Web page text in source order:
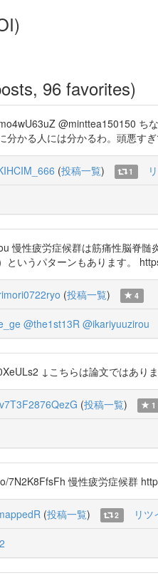
96 favorites)
@minttea150150 ち
分かる人には分かるわ。頭悪す
(投稿一覧) 1
慢性疲労症候群は筋痛性脳脊
というパターンもあります。
(投稿一覧) 4
@the1st13R @ikariyuuzirou
↓こちらは論文ではあり
(投稿一覧) 1
7N2K8FfsFh 慢性疲労症候群
(投稿一覧) 2 リ